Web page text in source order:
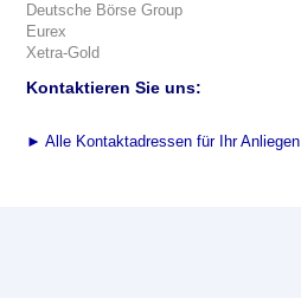
Deutsche Börse Group
Eurex
Xetra-Gold
Kontaktieren Sie uns:
► Alle Kontaktadressen für Ihr Anliegen